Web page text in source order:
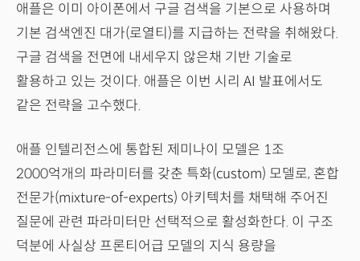
애플은 이미 아이폰에서 구글 검색을 기본으로 사용하며
기본 검색엔진 대가(로열티)를 지급하는 전략을 취해왔다.
구글 검색을 전면에 내세우지 않은채 기반 기술로
활용하고 있는 것이다. 애플은 이번 시리 AI 발표에서도
같은 전략을 고수했다.
애플 인텔리전스에 통합된 제미나이 모델은 1조
2000억개의 파라미터를 갖춘 특화(custom) 모델로, 혼합
전문가(mixture-of-experts) 아키텍처를 채택해 주어진
질문에 관련 파라미터만 선택적으로 활성화한다. 이 구조
덕분에 사실상 프론티어급 모델의 지식 용량을